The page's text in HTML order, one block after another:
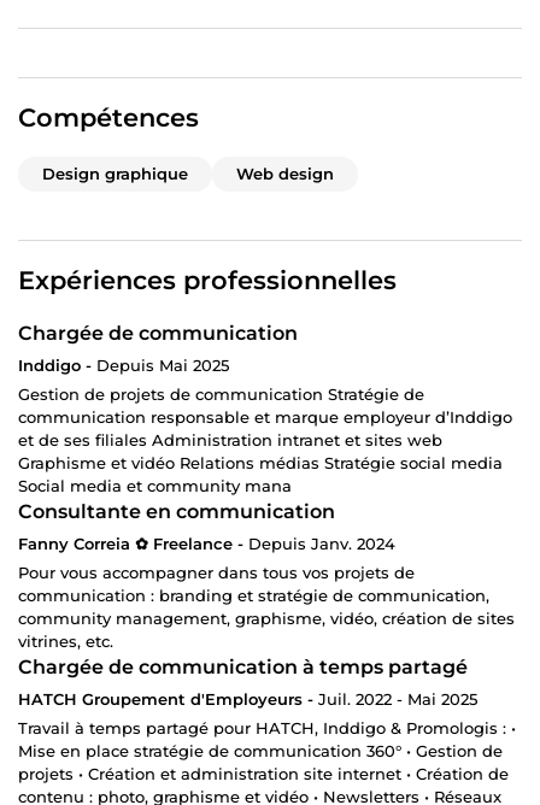
Compétences
Design graphique Web design
Expériences professionnelles
Chargée de communication
Inddigo - Depuis Mai 2025
Gestion de projets de communication Stratégie de
communication responsable et marque employeur d’Inddigo
et de ses filiales Administration intranet et sites web
Graphisme et vidéo Relations médias Stratégie social media
Social media et community mana
Consultante en communication
Fanny Correia ✿ Freelance - Depuis Janv. 2024
Pour vous accompagner dans tous vos projets de
communication : branding et stratégie de communication,
community management, graphisme, vidéo, création de sites
vitrines, etc.
Chargée de communication à temps partagé
HATCH Groupement d'Employeurs - Juil. 2022 - Mai 2025
Travail à temps partagé pour HATCH, Inddigo & Promologis : •
Mise en place stratégie de communication 360° • Gestion de
projets • Création et administration site internet • Création de
contenu : photo, graphisme et vidéo • Newsletters • Réseaux